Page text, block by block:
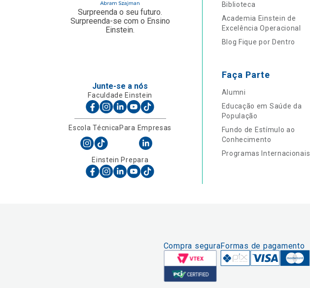
Surpreenda o seu futuro.
Surpreenda-se com o Ensino
Einstein.
Junte-se a nós
Faculdade Einstein
Escola TécnicaPara Empresas
Einstein Prepara
Biblioteca
Academia Einstein de
Excelência Operacional
Blog Fique por Dentro
Faça Parte
Alumni
Educação em Saúde da
População
Fundo de Estímulo ao
Conhecimento
Programas Internacionais
Compra seguraFormas de pagamento